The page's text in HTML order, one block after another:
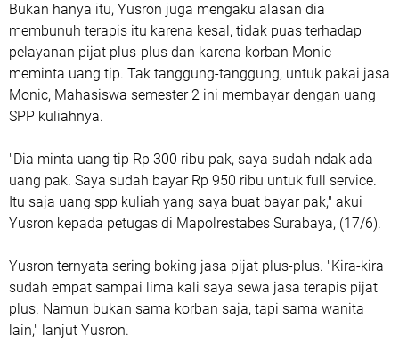
Bukan hanya itu, Yusron juga mengaku alasan dia
membunuh terapis itu karena kesal, tidak puas terhadap
pelayanan pijat plus-plus dan karena korban Monic
meminta uang tip. Tak tanggung-tanggung, untuk pakai jasa
Monic, Mahasiswa semester 2 ini membayar dengan uang
SPP kuliahnya.
"Dia minta uang tip Rp 300 ribu pak, saya sudah ndak ada
uang pak. Saya sudah bayar Rp 950 ribu untuk full service.
Itu saja uang spp kuliah yang saya buat bayar pak," akui
Yusron kepada petugas di Mapolrestabes Surabaya, (17/6).
Yusron ternyata sering boking jasa pijat plus-plus. "Kira-kira
sudah empat sampai lima kali saya sewa jasa terapis pijat
plus. Namun bukan sama korban saja, tapi sama wanita
lain," lanjut Yusron.